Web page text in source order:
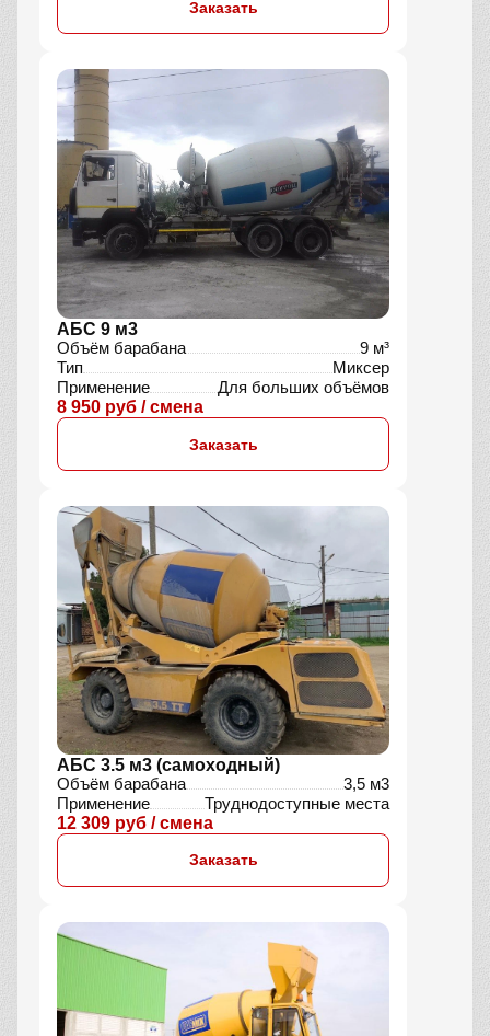
Заказать
АБС 9 м3
Объём барабана
9 м³
Тип
Миксер
Применение
Для больших объёмов
8 950 руб / смена
Заказать
АБС 3.5 м3 (самоходный)
Объём барабана
3,5 м3
Применение
Труднодоступные места
12 309 руб / смена
Заказать